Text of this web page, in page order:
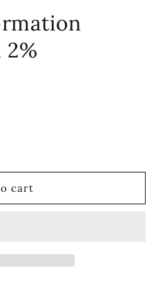
cart